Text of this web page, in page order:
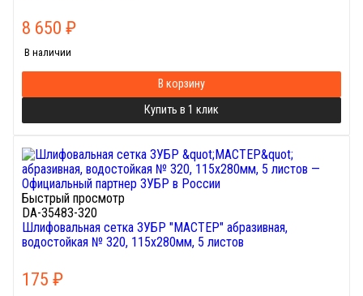
8 650 ₽
В наличии
В корзину
Купить в 1 клик
Быстрый просмотр
DA-35483-320
Шлифовальная сетка ЗУБР "МАСТЕР" абразивная,
водостойкая № 320, 115х280мм, 5 листов
175 ₽